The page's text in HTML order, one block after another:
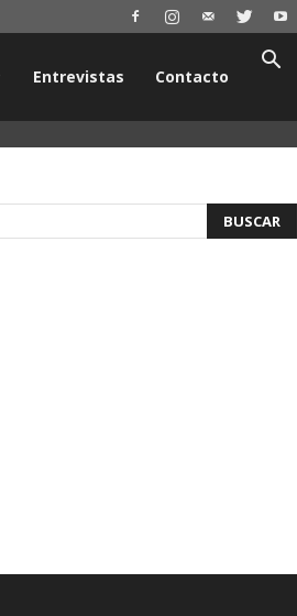
Entrevistas Contacto